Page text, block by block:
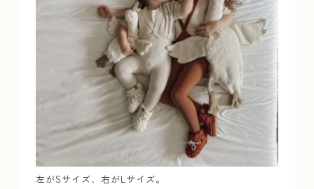
左がSサイズ、右がLサイズ。